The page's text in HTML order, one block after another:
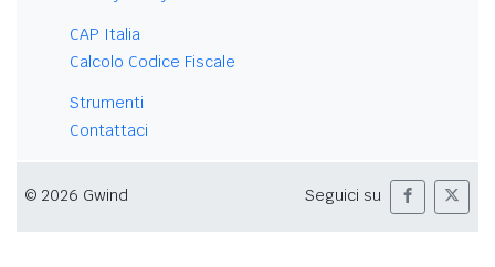
CAP Italia
Calcolo Codice Fiscale
Strumenti
Contattaci
© 2026 Gwind Seguici su